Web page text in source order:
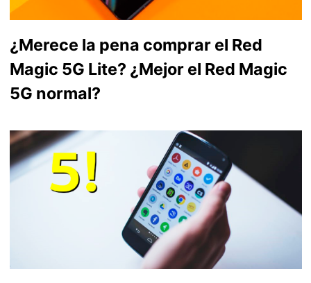
¿Merece la pena comprar el Red
Magic 5G Lite? ¿Mejor el Red Magic
5G normal?